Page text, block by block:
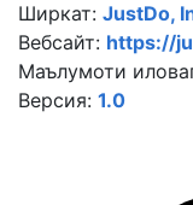
Ширкат: JustDo,
Вебсайт: https://
Маълумоти
Версия: 1.0